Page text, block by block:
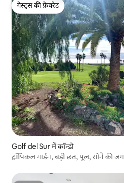
गेस्ट्स की फ़ेवरेट
गेस्ट्स की फ़ेवरेट
Golf del Sur में कॉन्डो
ट्रॉपिकल गार्डन, बड़ी छत, पूल, सोने की